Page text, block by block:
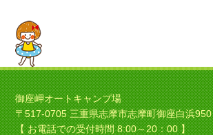
春キャンプの季節ですね！
暖かくなってきましたね！春
キャンプにいい季節ですね！
御座岬オートキャンプ場
〒517-0705 三重県志摩市志摩町御座白浜950
【 お電話での受付時間 8:00～20：00 】